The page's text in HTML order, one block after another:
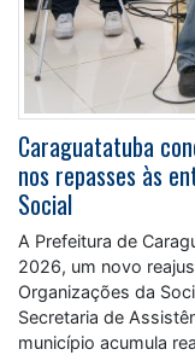
Caraguatatuba
nos repasses às
Social
A Prefeitura de
2026, um novo
Organizações da
Secretaria de
município acumula